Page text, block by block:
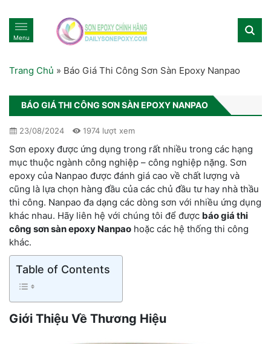
Menu
Trang Chủ » Báo Giá Thi Công Sơn Sàn Epoxy Nanpao
BÁO GIÁ THI CÔNG SƠN SÀN EPOXY NANPAO
23/08/2024 1974 lượt xem
Sơn epoxy được ứng dụng trong rất nhiều trong các hạng
mục thuộc ngành công nghiệp – công nghiệp nặng. Sơn
epoxy của Nanpao được đánh giá cao về chất lượng và
cũng là lựa chọn hàng đầu của các chủ đầu tư hay nhà thầu
thi công. Nanpao đa dạng các dòng sơn với nhiều ứng dụng
khác nhau. Hãy liên hệ với chúng tôi để được báo giá thi
công sơn sàn epoxy Nanpao hoặc các hệ thống thi công
khác.
Table of Contents
Giới Thiệu Về Thương Hiệu